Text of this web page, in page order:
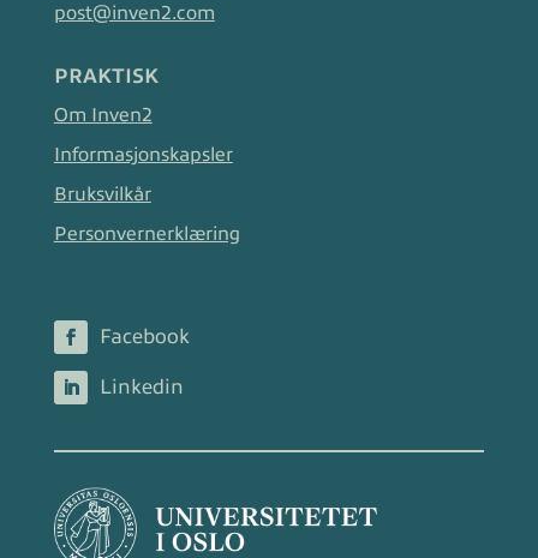
post@inven2.com
PRAKTISK
Om Inven2
Informasjonskapsler
Bruksvilkår
Personvernerklæring